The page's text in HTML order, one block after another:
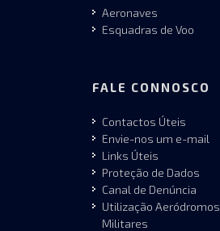
Aeronaves
Esquadras de Voo
FALE CONNOSCO
Contactos Úteis
Envie-nos um e-mail
Links Úteis
Proteção de Dados
Canal de Denúncia
Utilização Aeródromos
Militares